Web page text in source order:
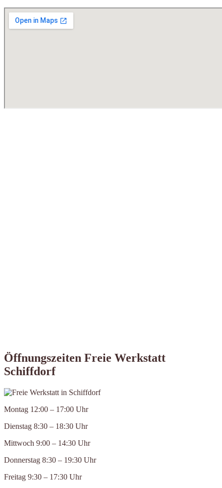
Öffnungszeiten Freie Werkstatt
Schiffdorf
Montag 12:00 – 17:00 Uhr
Dienstag 8:30 – 18:30 Uhr
Mittwoch 9:00 – 14:30 Uhr
Donnerstag 8:30 – 19:30 Uhr
Freitag 9:30 – 17:30 Uhr